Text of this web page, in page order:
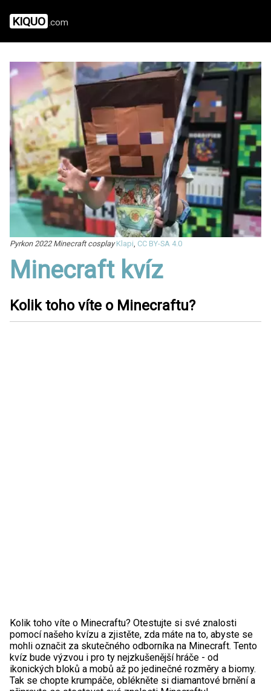
KIQUO .com
Pyrkon 2022 Minecraft cosplay Klapi, CC BY-SA 4.0
Minecraft kvíz
Kolik toho víte o Minecraftu?
Kolik toho víte o Minecraftu? Otestujte si své znalosti
pomocí našeho kvízu a zjistěte, zda máte na to, abyste se
mohli označit za skutečného odborníka na Minecraft. Tento
kvíz bude výzvou i pro ty nejzkušenější hráče - od
ikonických bloků a mobů až po jedinečné rozměry a biomy.
Tak se chopte krumpáče, oblékněte si diamantové brnění a